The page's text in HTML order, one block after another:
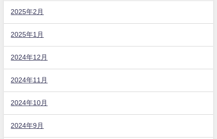
2025年2月
2025年1月
2024年12月
2024年11月
2024年10月
2024年9月